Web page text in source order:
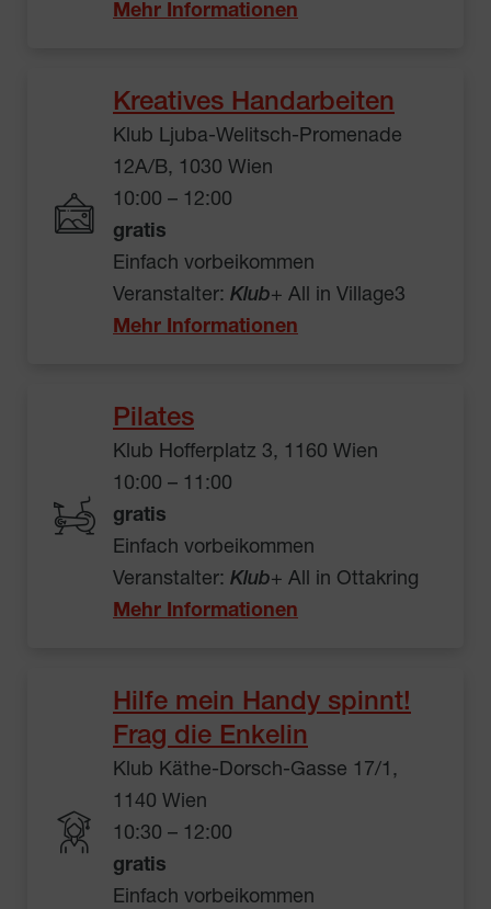
Mehr Informationen
Kreatives Handarbeiten
Klub Ljuba-Welitsch-Promenade
12A/B, 1030 Wien
10:00 – 12:00
gratis
Einfach vorbeikommen
Veranstalter: Klub+ All in Village3
Mehr Informationen
Pilates
Klub Hofferplatz 3, 1160 Wien
10:00 – 11:00
gratis
Einfach vorbeikommen
Veranstalter: Klub+ All in Ottakring
Mehr Informationen
Hilfe mein Handy spinnt!
Frag die Enkelin
Klub Käthe-Dorsch-Gasse 17/1,
1140 Wien
10:30 – 12:00
gratis
Einfach vorbeikommen